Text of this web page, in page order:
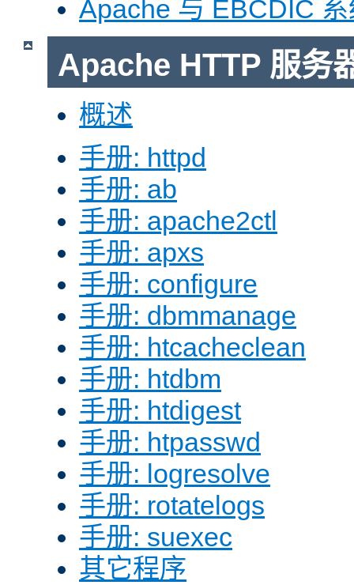
Apache 与 EBCDIC
Apache HTTP 服务
概述
手册: httpd
手册: ab
手册: apache2ctl
手册: apxs
手册: configure
手册: dbmmanage
手册: htcacheclean
手册: htdbm
手册: htdigest
手册: htpasswd
手册: logresolve
手册: rotatelogs
手册: suexec
其它程序